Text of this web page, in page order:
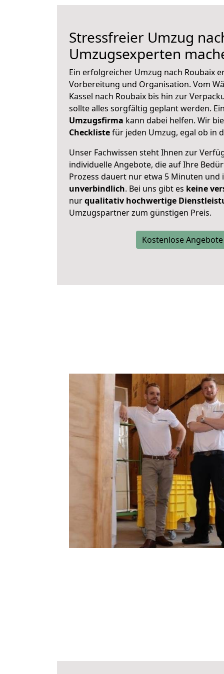
Stressfreier Umzug
Umzugsexperten
Ein erfolgreicher Umzug nach Roubaix
Vorbereitung und Organisation. Vom
Kassel nach Roubaix bis hin zur
sollte alles sorgfältig geplant werden.
Umzugsfirma kann dabei helfen. Wir
Checklistefür jeden Umzug, egal ob in
Unser Fachwissen steht Ihnen zur
individuelle Angebote, die auf Ihre
Prozess dauert nur etwa 5 Minuten und
unverbindlich. Bei uns gibt es keine
nurqualitativ hochwertige
Umzugspartner zum günstigen Preis.
Kostenlose